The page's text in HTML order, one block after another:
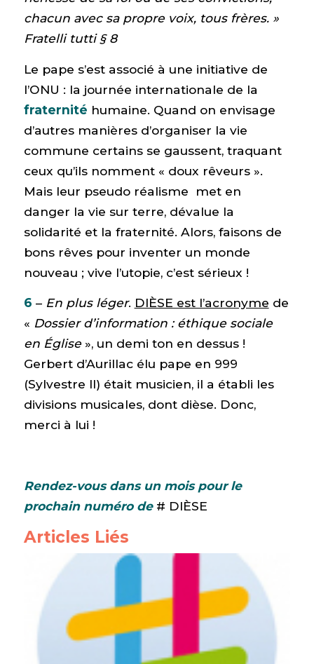
chacun avec sa propre voix, tous frères. »
Fratelli tutti § 8
Le pape s’est associé à une initiative de
l’ONU : la journée internationale de la
fraternité humaine. Quand on envisage
d’autres manières d’organiser la vie
commune certains se gaussent, traquant
ceux qu’ils nomment « doux rêveurs ».
Mais leur pseudo réalisme met en
danger la vie sur terre, dévalue la
solidarité et la fraternité. Alors, faisons de
bons rêves pour inventer un monde
nouveau ; vive l’utopie, c’est sérieux !
6 – En plus léger. DIÈSE est l’acronyme de
« Dossier d’information : éthique sociale
en Église», un demi ton en dessus !
Gerbert d’Aurillac élu pape en 999
(Sylvestre II) était musicien, il a établi les
divisions musicales, dont dièse. Donc,
merci à lui !
Rendez-vous dans un mois pour le
prochain numéro de# DIÈSE
Articles Liés